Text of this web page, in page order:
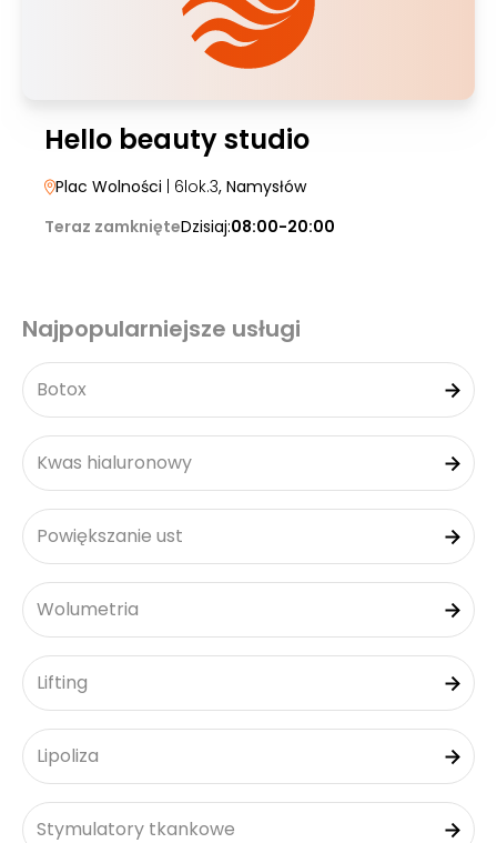
Hello beauty studio
Plac Wolności | 6lok.3, Namysłów
Teraz zamknięteDzisiaj:08:00-20:00
Najpopularniejsze usługi
Botox
Kwas hialuronowy
Powiększanie ust
Wolumetria
Lifting
Lipoliza
Stymulatory tkankowe